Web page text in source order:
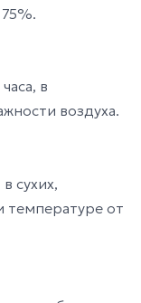
в
воздуха.
сухих,
от